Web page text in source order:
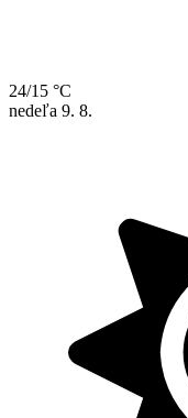
24/15 °C
nedeľa 9. 8.